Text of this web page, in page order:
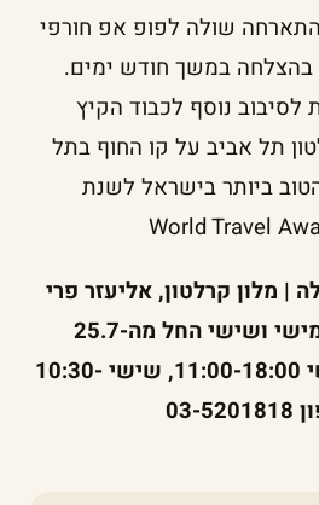
התארחה שולה לפופ אפ חורפי
במשך חודש ימים.
לסיבוב נוסף לכבוד הקיץ
קרלטון תל אביב על קו החוף בתל
ביותר בישראל לשנת
| מלון קרלטון, אליעזר פרי
10, תל אביב | מדי חמישי ושישי החל מה-25.7
ולמשך חודש | חמישי 11:00-18:00, שישי 10:30-